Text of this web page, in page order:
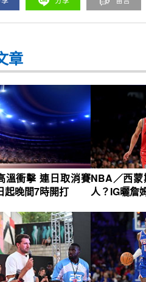
章
溫衝擊 連日取消賽
起晚間7時開打
NBA／西
人？IG曬詹